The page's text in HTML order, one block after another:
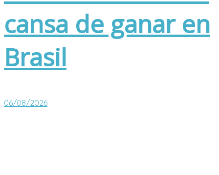
cansa de ganar en
Brasil
06/08/2026